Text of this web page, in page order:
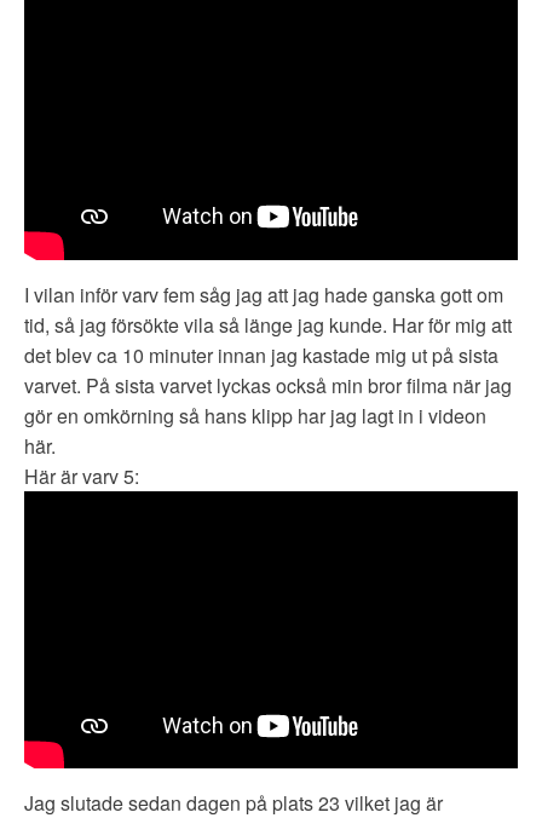
I vilan inför varv fem såg jag att jag hade ganska gott om
tid, så jag försökte vila så länge jag kunde. Har för mig att
det blev ca 10 minuter innan jag kastade mig ut på sista
varvet. På sista varvet lyckas också min bror filma när jag
gör en omkörning så hans klipp har jag lagt in i videon
här.
Här är varv 5:
Jag slutade sedan dagen på plats 23 vilket jag är